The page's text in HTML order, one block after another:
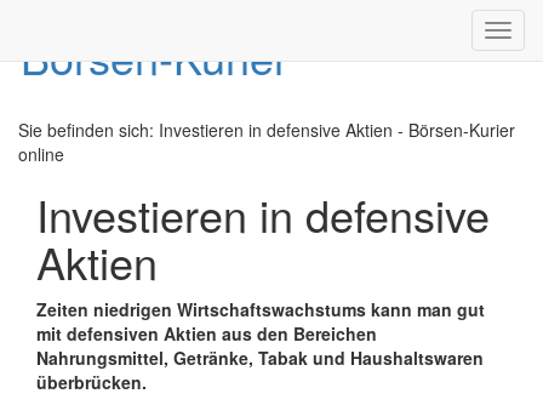
Sie befinden sich: Investieren in defensive Aktien - Börsen-Kurier
online
Investieren in defensive
Aktien
Zeiten niedrigen Wirtschaftswachstums kann man gut
mit defensiven Aktien aus den Bereichen
Nahrungsmittel, Getränke, Tabak und Haushaltswaren
überbrücken.